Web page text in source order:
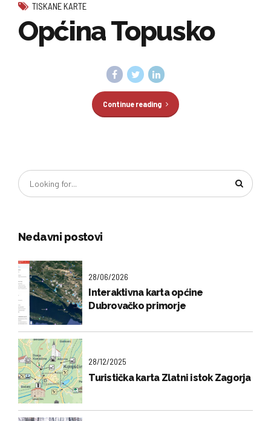
TISKANE KARTE
Općina Topusko
Continue reading
Nedavni postovi
28/06/2026
Interaktivna karta općine
Dubrovačko primorje
28/12/2025
Turistička karta Zlatni istok Zagorja